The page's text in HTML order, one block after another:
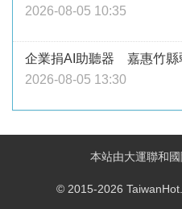
2026-08-05 10:35
企業捐AI助聽器 嘉惠竹縣
2026-08-05 13:30
本站由大運聯和
© 2015-2026